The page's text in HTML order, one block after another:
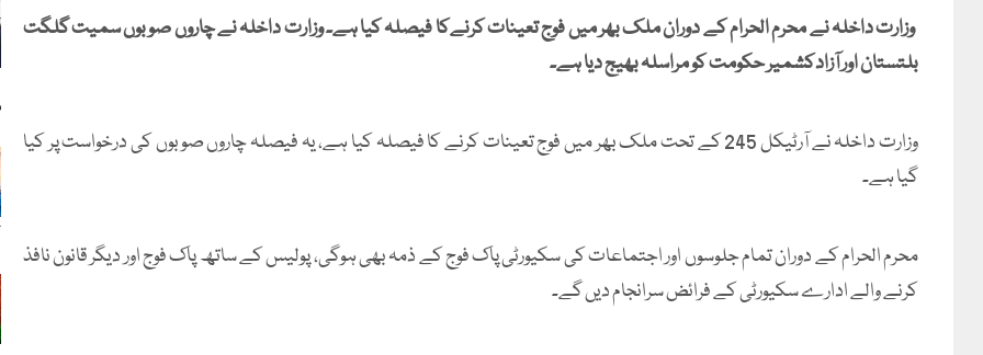
وزارت داخلہ نے محرم الحرام کے دوران ملک بھر میں فوج تعینات کرنےکا فیصلہ کیا ہے۔ وزارت داخلہ نے چاروں صوبوں سمیت گلگت
بلتستان اور آزادکشمیر حکومت کو مراسلہ بھیج دیا ہے۔
وزارت داخلہ نے آرٹیکل 245 کے تحت ملک بھر میں فوج تعینات کرنے کا فیصلہ کیا ہے، یہ فیصلہ چاروں صوبوں کی درخواست پر کیا
گیا ہے۔
محرم الحرام کے دوران تمام جلوسوں اور اجتماعات کی سکیورٹی پاک فوج کے ذمہ بھی ہوگی، پولیس کے ساتھ پاک فوج اور دیگر قانون نافذ
کرنے والے ادارے سکیورٹی کے فرائض سرانجام دیں گے۔